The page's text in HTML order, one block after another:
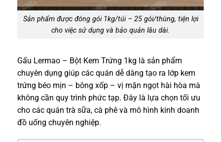
Sản phẩm được đóng gói 1kg/túi – 25 gói/thùng, tiện lợi
cho việc sử dụng và bảo quản lâu dài.
Gấu Lermao – Bột Kem Trứng 1kg là sản phẩm
chuyên dụng giúp các quán dễ dàng tạo ra lớp kem
trứng béo mịn – bông xốp – vị mặn ngọt hài hòa mà
không cần quy trình phức tạp. Đây là lựa chọn tối ưu
cho các quán trà sữa, cà phê và mô hình kinh doanh
đồ uống chuyên nghiệp.